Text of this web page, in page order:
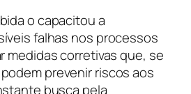
o capacitou a
falhas nos processos
medidas corretivas que, se
prevenir riscos aos
busca pela